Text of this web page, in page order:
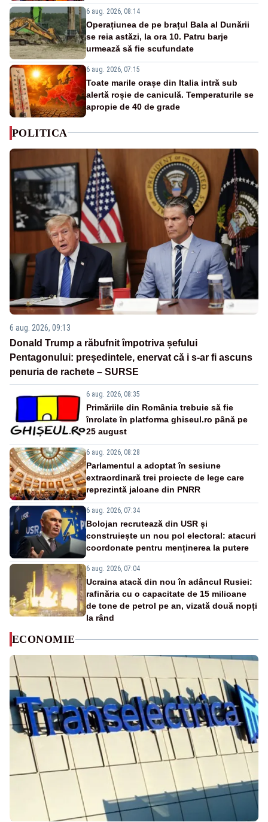
6 aug. 2026, 08:14
Operațiunea de pe brațul Bala al Dunării
se reia astăzi, la ora 10. Patru barje
urmează să fie scufundate
6 aug. 2026, 07:15
Toate marile orașe din Italia intră sub
alertă roșie de caniculă. Temperaturile se
apropie de 40 de grade
POLITICA
6 aug. 2026, 09:13
Donald Trump a răbufnit împotriva șefului
Pentagonului: președintele, enervat că i s-ar fi ascuns
penuria de rachete – SURSE
6 aug. 2026, 08:35
Primăriile din România trebuie să fie
înrolate în platforma ghiseul.ro până pe
25 august
6 aug. 2026, 08:28
Parlamentul a adoptat în sesiune
extraordinară trei proiecte de lege care
reprezintă jaloane din PNRR
6 aug. 2026, 07:34
Bolojan recrutează din USR și
construiește un nou pol electoral: atacuri
coordonate pentru menținerea la putere
6 aug. 2026, 07:04
Ucraina atacă din nou în adâncul Rusiei:
rafinăria cu o capacitate de 15 milioane
de tone de petrol pe an, vizată două nopți
la rând
ECONOMIE